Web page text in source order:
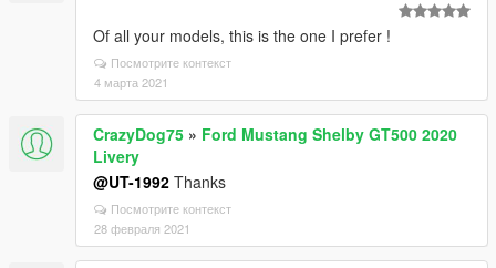
Of all your models, this is the one I prefer !
Посмотрите контекст
4 марта 2021
CrazyDog75 » Ford Mustang Shelby GT500 2020
Livery
@UT-1992 Thanks
Посмотрите контекст
28 февраля 2021